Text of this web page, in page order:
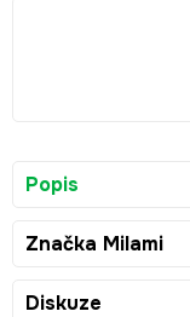
Popis
Značka Milami
Diskuze